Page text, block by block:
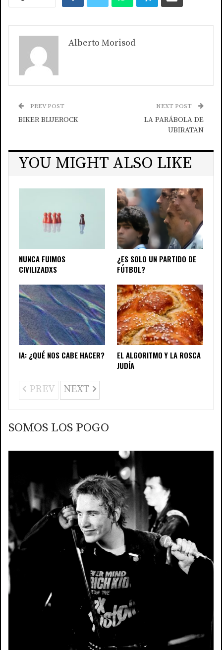
Alberto Morisod
PREV POST
BIKER BLUEROCK
NEXT POST
LA PARÁBOLA DE
UBIRATAN
YOU MIGHT ALSO LIKE
NUNCA FUIMOS
CIVILIZADXS
¿ES SOLO UN PARTIDO DE
FÚTBOL?
IA: ¿QUÉ NOS CABE HACER?
EL ALGORITMO Y LA ROSCA
JUDÍA
PREV NEXT
SOMOS LOS POGO